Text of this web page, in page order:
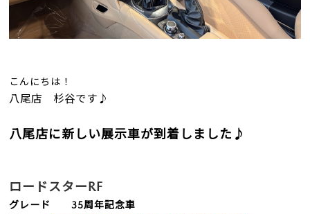
こんにちは！
八尾店 杉谷です♪
八尾店に新しい展示車が到着しました♪
ロードスターRF
グレード 35周年記念車